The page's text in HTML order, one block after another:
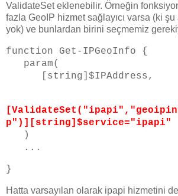
ValidateSet eklenebilir. Örneğin
fazla GeoIP hizmet sağlayıcı varsa (ki
yok) ve bunlardan birini seçmemiz
function Get-IPGeoInfo {
param(
[string]$IPAddress,
p")][string]$service="ipapi"
)
...
}
Hatta varsayılan olarak ipapi hizmetini